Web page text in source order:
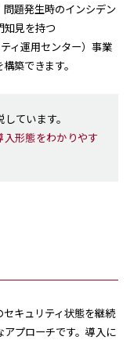
題発生時のインシデン
知見を持つ
ィ運用センター）事業
築できます。
ています。
入形態をわかりやす
キュリティ状態を継続
プローチです。導入に